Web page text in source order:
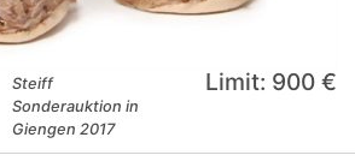
Steiff
Sonderauktion in
Giengen 2017
Limit: 900 €